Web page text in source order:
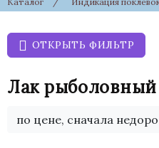
ОТКРЫТЬ ФИЛЬТР
Лак рыболовный
по цене, сначала